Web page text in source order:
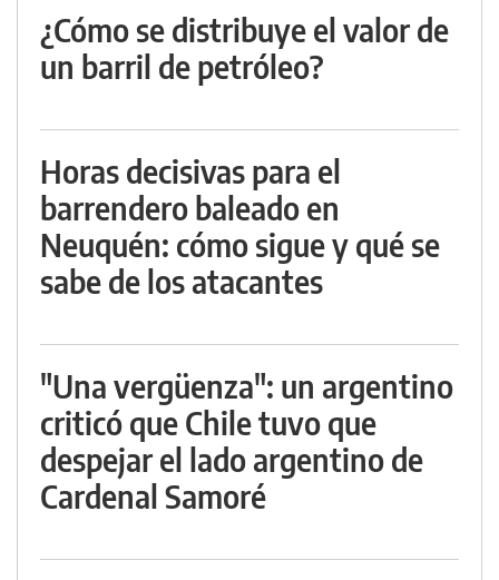
¿Cómo se distribuye el valor de
un barril de petróleo?
Horas decisivas para el
barrendero baleado en
Neuquén: cómo sigue y qué se
sabe de los atacantes
"Una vergüenza": un argentino
criticó que Chile tuvo que
despejar el lado argentino de
Cardenal Samoré